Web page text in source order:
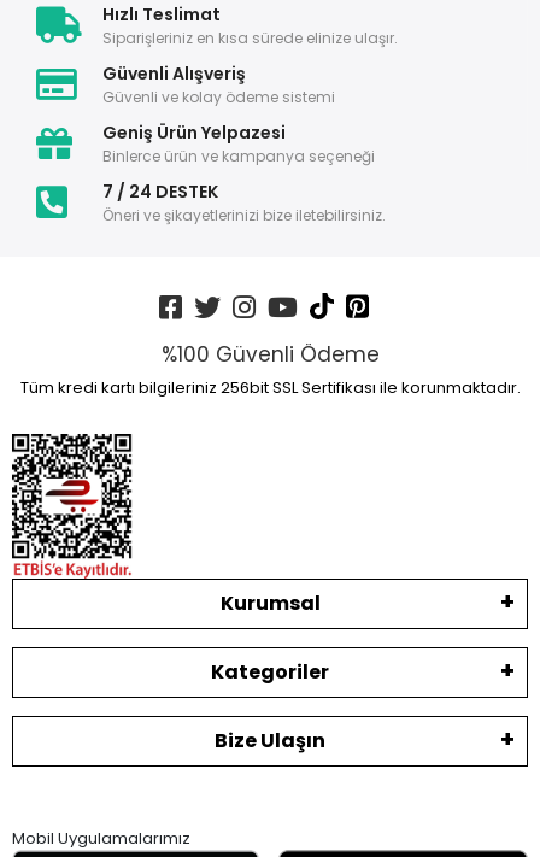
Hızlı Teslimat
Siparişleriniz en kısa sürede elinize ulaşır.
Güvenli Alışveriş
Güvenli ve kolay ödeme sistemi
Geniş Ürün Yelpazesi
Binlerce ürün ve kampanya seçeneği
7 / 24 DESTEK
Öneri ve şikayetlerinizi bize iletebilirsiniz.
%100 Güvenli Ödeme
Tüm kredi kartı bilgileriniz 256bit SSL Sertifikası ile korunmaktadır.
Kurumsal
Kategoriler
Bize Ulaşın
Mobil Uygulamalarımız